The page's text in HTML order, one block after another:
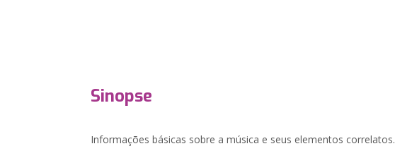
Sinopse
Informações básicas sobre a música e seus elementos correlatos.